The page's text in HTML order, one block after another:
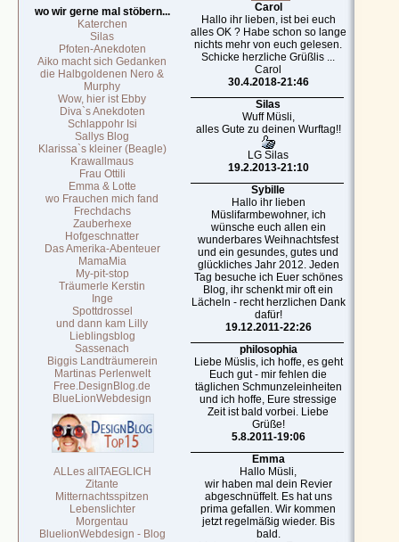
wo wir gerne mal stöbern...
Katerchen
Silas
Pfoten-Anekdoten
Aiko macht sich Gedanken
die Halbgoldenen Nero &
Murphy
Wow, hier ist Ebby
Diva`s Anekdoten
Schlappohr Isi
Sallys Blog
Klarissa`s kleiner (Beagle)
Krawallmaus
Frau Ottili
Emma & Lotte
wo Frauchen mich fand
Frechdachs
Zauberhexe
Hofgeschnatter
Das Amerika-Abenteuer
MamaMia
My-pit-stop
Träumerle Kerstin
Inge
Spottdrossel
und dann kam Lilly
Lieblingsblog
Sassenach
Biggis Landträumerein
Martinas Perlenwelt
Free.DesignBlog.de
BlueLionWebdesign
ALLes allTAEGLICH
Zitante
Mitternachtsspitzen
Lebenslichter
Morgentau
BluelionWebdesign - Blog
Carol
Hallo ihr lieben, ist bei euch
alles OK ? Habe schon so lange
nichts mehr von euch gelesen.
Schicke herzliche Grüßlis ...
Carol
30.4.2018-21:46
Silas
Wuff Müsli,
alles Gute zu deinen Wurftag!!
LG Silas
19.2.2013-21:10
Sybille
Hallo ihr lieben
Müslifarmbewohner, ich
wünsche euch allen ein
wunderbares Weihnachtsfest
und ein gesundes, gutes und
glückliches Jahr 2012. Jeden
Tag besuche ich Euer schönes
Blog, ihr schenkt mir oft ein
Lächeln - recht herzlichen Dank
dafür!
19.12.2011-22:26
philosophia
Liebe Müslis, ich hoffe, es geht
Euch gut - mir fehlen die
täglichen Schmunzeleinheiten
und ich hoffe, Eure stressige
Zeit ist bald vorbei. Liebe
Grüße!
5.8.2011-19:06
Emma
Hallo Müsli,
wir haben mal dein Revier
abgeschnüffelt. Es hat uns
prima gefallen. Wir kommen
jetzt regelmäßig wieder. Bis
bald.